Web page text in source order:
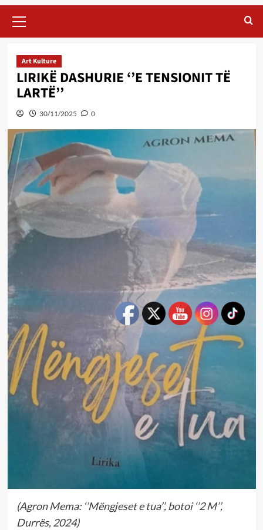
Menu
Art Kulture
LIRIKË DASHURIE ‘’E TENSIONIT TË
LARTË’’
30/11/2025 0
(Agron Mema: ‘’Mëngjeset e tua’’, botoi ‘’2 M’’,
Durrës, 2024)